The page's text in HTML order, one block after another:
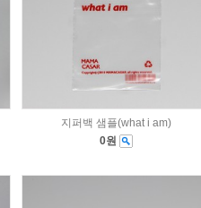
지퍼백 샘플(what i am)
0원